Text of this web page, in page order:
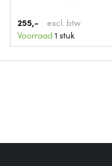
255,-
excl. btw
Voorraad 1 stuk